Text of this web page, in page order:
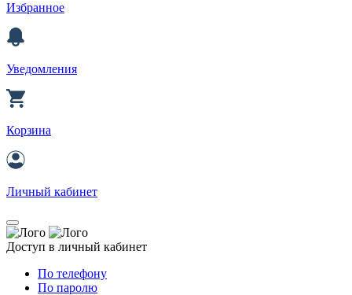
Избранное
Уведомления
Корзина
Личный кабинет
Доступ в личный кабинет
По телефону
По паролю